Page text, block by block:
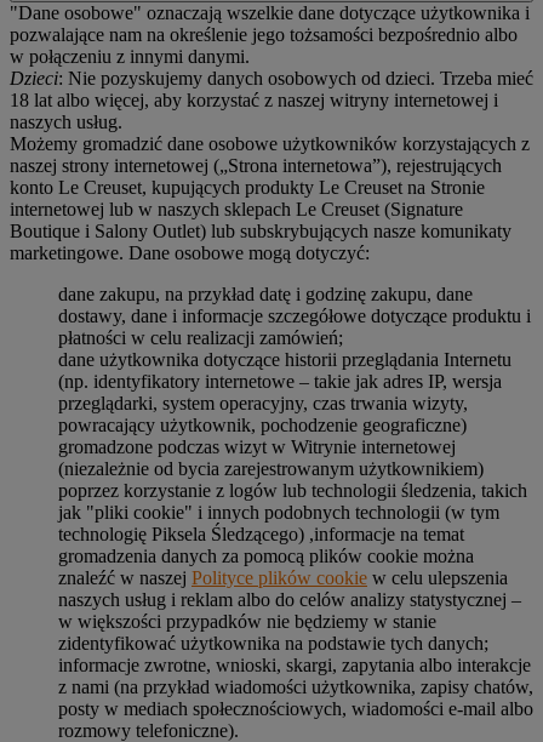
"Dane osobowe" oznaczają wszelkie dane dotyczące użytkownika i
pozwalające nam na określenie jego tożsamości bezpośrednio albo
w połączeniu z innymi danymi.
Dzieci: Nie pozyskujemy danych osobowych od dzieci. Trzeba mieć
18 lat albo więcej, aby korzystać z naszej witryny internetowej i
naszych usług.
Możemy gromadzić dane osobowe użytkowników korzystających z
naszej strony internetowej („Strona internetowa”), rejestrujących
konto Le Creuset, kupujących produkty Le Creuset na Stronie
internetowej lub w naszych sklepach Le Creuset (Signature
Boutique i Salony Outlet) lub subskrybujących nasze komunikaty
marketingowe. Dane osobowe mogą dotyczyć:
dane zakupu, na przykład datę i godzinę zakupu, dane
dostawy, dane i informacje szczegółowe dotyczące produktu i
płatności w celu realizacji zamówień;
dane użytkownika dotyczące historii przeglądania Internetu
(np. identyfikatory internetowe – takie jak adres IP, wersja
przeglądarki, system operacyjny, czas trwania wizyty,
powracający użytkownik, pochodzenie geograficzne)
gromadzone podczas wizyt w Witrynie internetowej
(niezależnie od bycia zarejestrowanym użytkownikiem)
poprzez korzystanie z logów lub technologii śledzenia, takich
jak "pliki cookie" i innych podobnych technologii (w tym
technologię Piksela Śledzącego) ,informacje na temat
gromadzenia danych za pomocą plików cookie można
znaleźć w naszej Polityce plików cookie w celu ulepszenia
naszych usług i reklam albo do celów analizy statystycznej –
w większości przypadków nie będziemy w stanie
zidentyfikować użytkownika na podstawie tych danych;
informacje zwrotne, wnioski, skargi, zapytania albo interakcje
z nami (na przykład wiadomości użytkownika, zapisy chatów,
posty w mediach społecznościowych, wiadomości e-mail albo
rozmowy telefoniczne).